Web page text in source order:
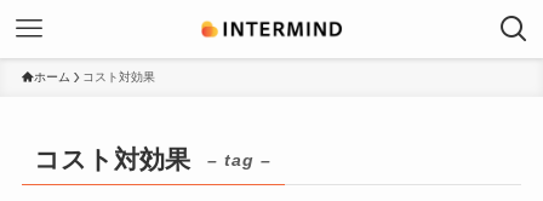
ホーム コスト対効果
コスト対効果 – tag –